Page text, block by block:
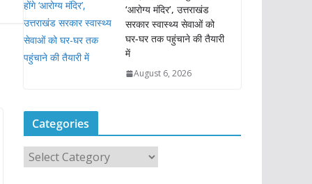
‘आरोग्य मंदिर’, उत्तराखंड
सरकार स्वास्थ्य सेवाओं को
घर-घर तक पहुंचाने की तैयारी
में
August 6, 2026
Categories
a